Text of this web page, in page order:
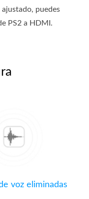
puedes
PS2 a HDMI.
voz eliminadas